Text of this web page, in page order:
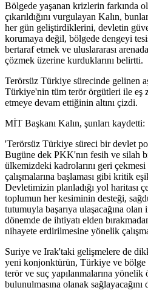
Bölgede yaşanan krizlerin farkında
çıkarıldığını vurgulayan Kalın,
her gün geliştirdiklerini, devletin
korumaya değil, bölgede dengeyi
bertaraf etmek ve uluslararası
çözmek üzerine kurduklarını belirtti.
Terörsüz Türkiye sürecinde gelinen
Türkiye'nin tüm terör örgütleri ile eş
etmeye devam ettiğinin altını çizdi.
MİT Başkanı Kalın, şunları kaydetti:
'Terörsüz Türkiye süreci bir devlet
Bugüne dek PKK'nın fesih ve silah
ülkemizdeki kadrolarını geri
çalışmalarına başlaması gibi kritik
Devletimizin planladığı yol haritası
toplumun her kesiminin desteği,
tutumuyla başarıya ulaşacağına olan
dönemde de ihtiyatı elden
nihayete erdirilmesine yönelik
Suriye ve Irak'taki gelişmelere de
yeni konjonktürün, Türkiye ve bölge
terör ve suç yapılanmalarına yönelik
bulunulmasına olanak sağlayacağını